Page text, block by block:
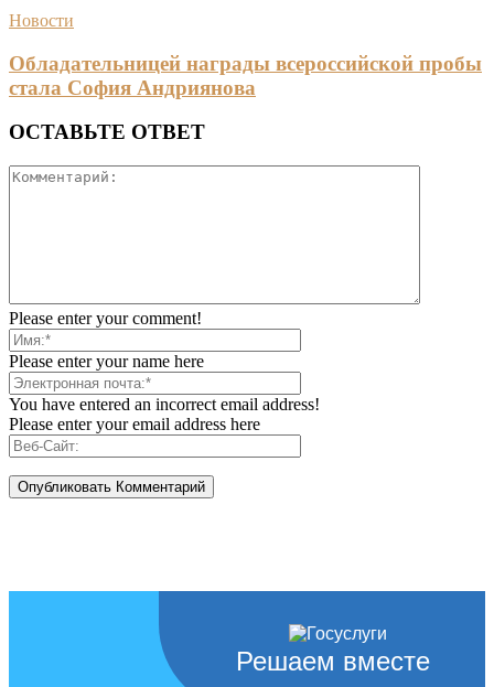
Новости
Обладательницей награды всероссийской пробы
стала София Андриянова
ОСТАВЬТЕ ОТВЕТ
Please enter your comment!
Please enter your name here
You have entered an incorrect email address!
Please enter your email address here
Решаем вместе